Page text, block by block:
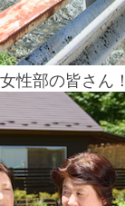
性部の皆さん